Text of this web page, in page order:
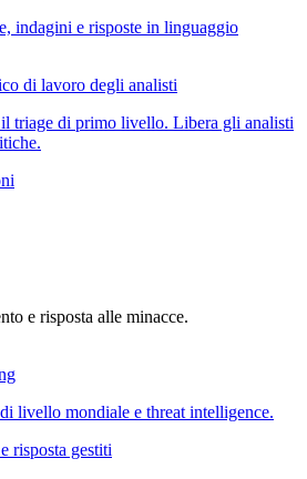
indagini e risposte in linguaggio
di lavoro degli analisti
triage di primo livello. Libera gli analisti
e risposta alle minacce.
livello mondiale e threat intelligence.
risposta gestiti